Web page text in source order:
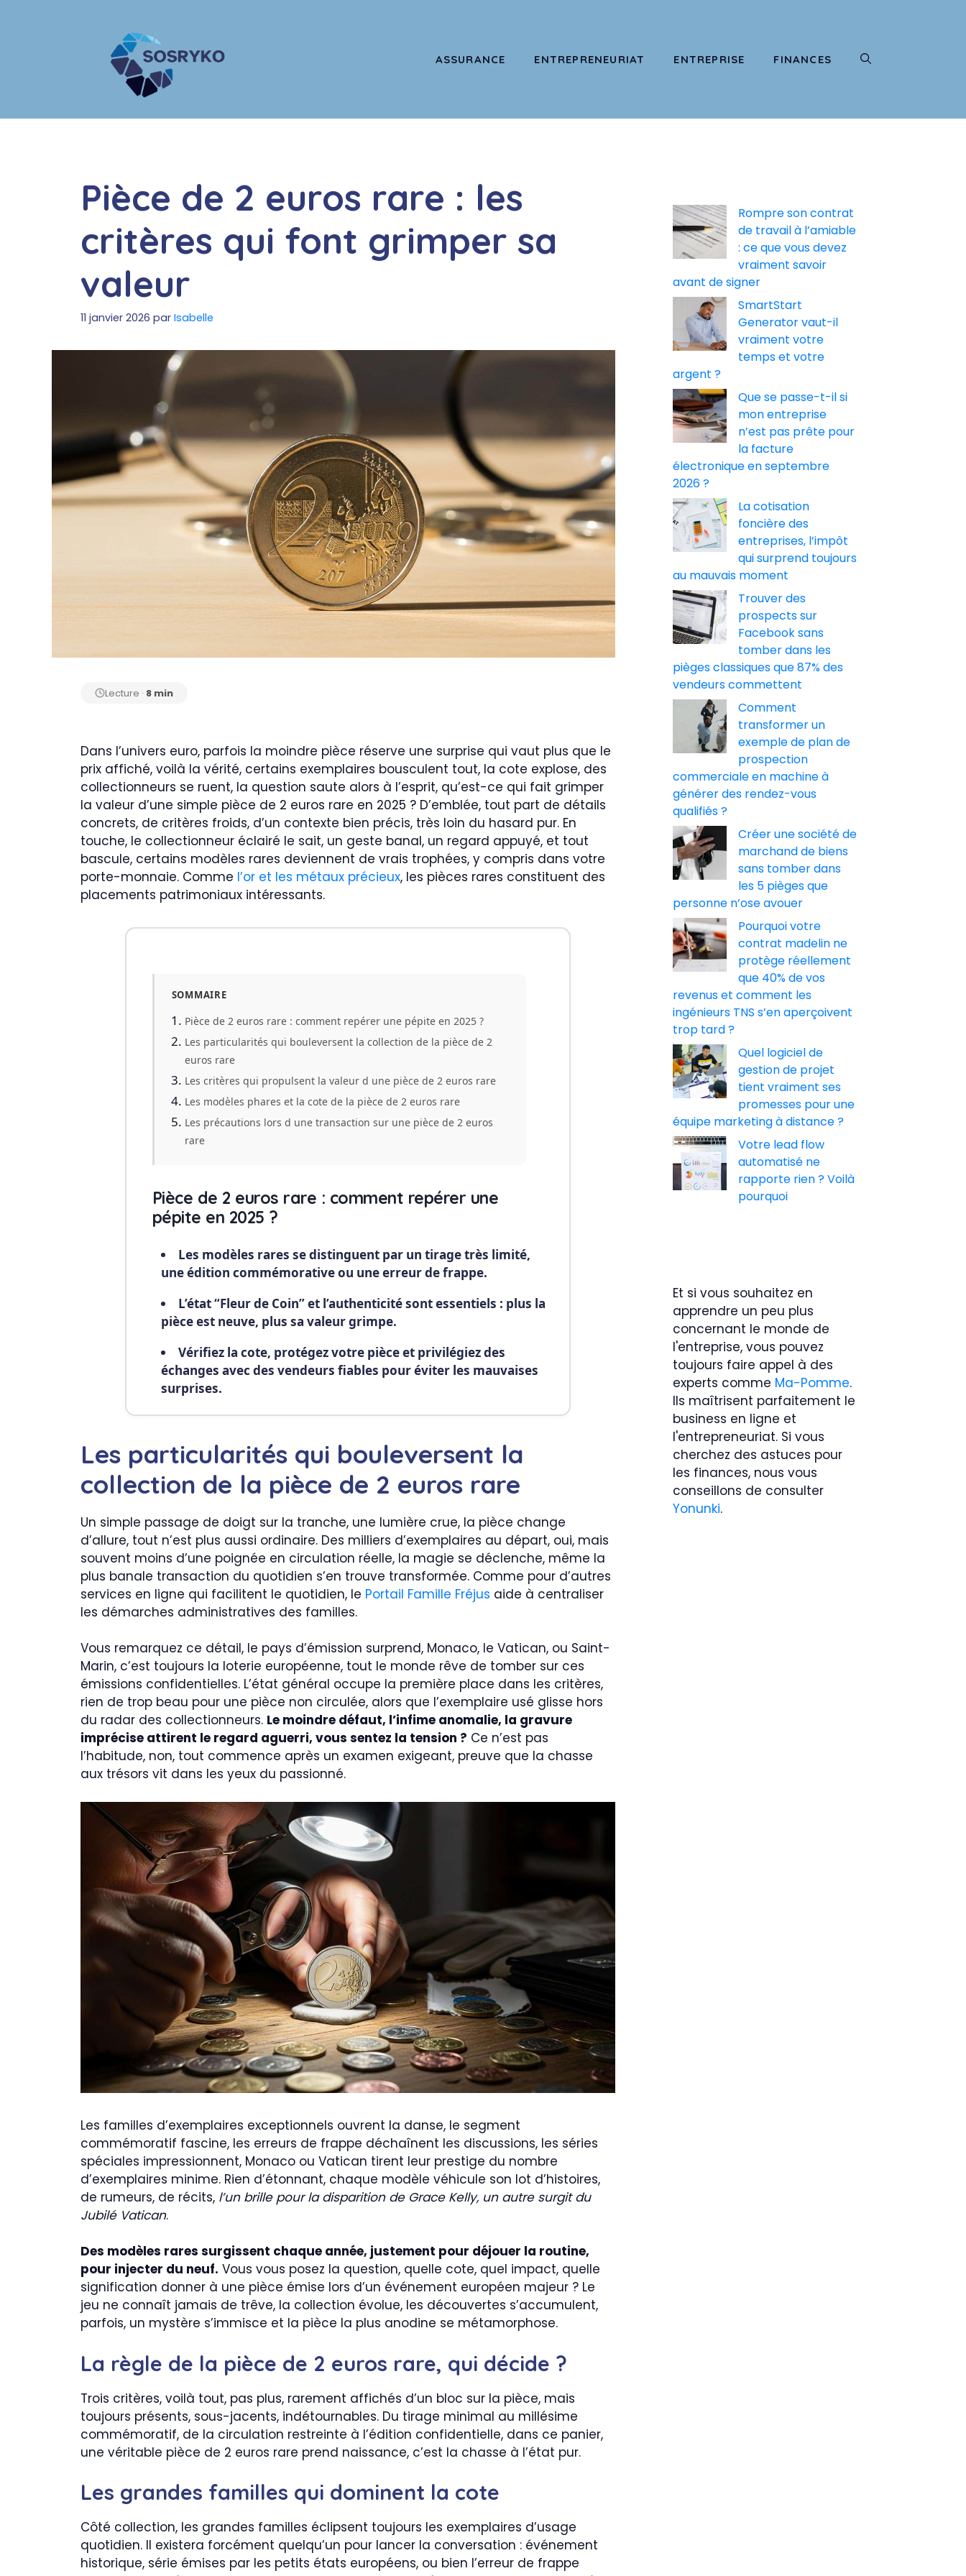
ASSURANCE ENTREPRENEURIAT ENTREPRISE FINANCES
Pièce de 2 euros rare : les
critères qui font grimper sa
valeur
11 janvier 2026 par Isabelle
Lecture · 8 min
Dans l’univers euro, parfois la moindre pièce réserve une surprise qui vaut plus que le
prix affiché, voilà la vérité, certains exemplaires bousculent tout, la cote explose, des
collectionneurs se ruent, la question saute alors à l’esprit, qu’est-ce qui fait grimper
la valeur d’une simple pièce de 2 euros rare en 2025 ? D’emblée, tout part de détails
concrets, de critères froids, d’un contexte bien précis, très loin du hasard pur. En
touche, le collectionneur éclairé le sait, un geste banal, un regard appuyé, et tout
bascule, certains modèles rares deviennent de vrais trophées, y compris dans votre
porte-monnaie. Comme l’or et les métaux précieux, les pièces rares constituent des
placements patrimoniaux intéressants.
SOMMAIRE
Pièce de 2 euros rare : comment repérer une pépite en 2025 ?
Les particularités qui bouleversent la collection de la pièce de 2
euros rare
Les critères qui propulsent la valeur d une pièce de 2 euros rare
Les modèles phares et la cote de la pièce de 2 euros rare
Les précautions lors d une transaction sur une pièce de 2 euros
rare
Pièce de 2 euros rare : comment repérer une
pépite en 2025 ?
Les modèles rares se distinguent par un tirage très limité,
une édition commémorative ou une erreur de frappe.
L’état “Fleur de Coin” et l’authenticité sont essentiels : plus la
pièce est neuve, plus sa valeur grimpe.
Vérifiez la cote, protégez votre pièce et privilégiez des
échanges avec des vendeurs fiables pour éviter les mauvaises
surprises.
Les particularités qui bouleversent la
collection de la pièce de 2 euros rare
Un simple passage de doigt sur la tranche, une lumière crue, la pièce change
d’allure, tout n’est plus aussi ordinaire. Des milliers d’exemplaires au départ, oui, mais
souvent moins d’une poignée en circulation réelle, la magie se déclenche, même la
plus banale transaction du quotidien s’en trouve transformée. Comme pour d’autres
services en ligne qui facilitent le quotidien, le Portail Famille Fréjus aide à centraliser
les démarches administratives des familles.
Vous remarquez ce détail, le pays d’émission surprend, Monaco, le Vatican, ou Saint-
Marin, c’est toujours la loterie européenne, tout le monde rêve de tomber sur ces
émissions confidentielles. L’état général occupe la première place dans les critères,
rien de trop beau pour une pièce non circulée, alors que l’exemplaire usé glisse hors
du radar des collectionneurs. Le moindre défaut, l’infime anomalie, la gravure
imprécise attirent le regard aguerri, vous sentez la tension ? Ce n’est pas
l’habitude, non, tout commence après un examen exigeant, preuve que la chasse
aux trésors vit dans les yeux du passionné.
Les familles d’exemplaires exceptionnels ouvrent la danse, le segment
commémoratif fascine, les erreurs de frappe déchaînent les discussions, les séries
spéciales impressionnent, Monaco ou Vatican tirent leur prestige du nombre
d’exemplaires minime. Rien d’étonnant, chaque modèle véhicule son lot d’histoires,
de rumeurs, de récits, l’un brille pour la disparition de Grace Kelly, un autre surgit du
Jubilé Vatican.
Des modèles rares surgissent chaque année, justement pour déjouer la routine,
pour injecter du neuf. Vous vous posez la question, quelle cote, quel impact, quelle
signification donner à une pièce émise lors d’un événement européen majeur ? Le
jeu ne connaît jamais de trêve, la collection évolue, les découvertes s’accumulent,
parfois, un mystère s’immisce et la pièce la plus anodine se métamorphose.
La règle de la pièce de 2 euros rare, qui décide ?
Trois critères, voilà tout, pas plus, rarement affichés d’un bloc sur la pièce, mais
toujours présents, sous-jacents, indétournables. Du tirage minimal au millésime
commémoratif, de la circulation restreinte à l’édition confidentielle, dans ce panier,
une véritable pièce de 2 euros rare prend naissance, c’est la chasse à l’état pur.
Les grandes familles qui dominent la cote
Côté collection, les grandes familles éclipsent toujours les exemplaires d’usage
quotidien. Il existera forcément quelqu’un pour lancer la conversation : événement
historique, série émises par les petits états européens, ou bien l’erreur de frappe
Rompre son contrat
de travail à l’amiable
: ce que vous devez
vraiment savoir
avant de signer
SmartStart
Generator vaut-il
vraiment votre
temps et votre
argent ?
Que se passe-t-il si
mon entreprise
n’est pas prête pour
la facture
électronique en septembre
2026 ?
La cotisation
foncière des
entreprises, l’impôt
qui surprend toujours
au mauvais moment
Trouver des
prospects sur
Facebook sans
tomber dans les
pièges classiques que 87% des
vendeurs commettent
Comment
transformer un
exemple de plan de
prospection
commerciale en machine à
générer des rendez-vous
qualifiés ?
Créer une société de
marchand de biens
sans tomber dans
les 5 pièges que
personne n’ose avouer
Pourquoi votre
contrat madelin ne
protège réellement
que 40% de vos
revenus et comment les
ingénieurs TNS s’en aperçoivent
trop tard ?
Quel logiciel de
gestion de projet
tient vraiment ses
promesses pour une
équipe marketing à distance ?
Votre lead flow
automatisé ne
rapporte rien ? Voilà
pourquoi
Et si vous souhaitez en
apprendre un peu plus
concernant le monde de
l'entreprise, vous pouvez
toujours faire appel à des
experts comme Ma-Pomme.
Ils maîtrisent parfaitement le
business en ligne et
l'entrepreneuriat. Si vous
cherchez des astuces pour
les finances, nous vous
conseillons de consulter
Yonunki.